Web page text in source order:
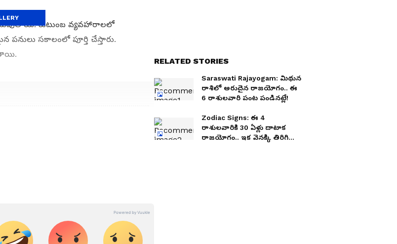
కుటుంబ వ్యవహారాలలో
సకాలంలో పూర్తి చేస్తారు.
RELATED STORIES
Saraswati Rajayogam: మిథున
రాశిలో అరుదైన రాజయోగం.. ఈ
6 రాశులవారి పంట పండినట్లే!
Zodiac Signs: ఈ 4
రాశులవారికి 30 ఏళ్లు దాటాక
రాజయోగం.. ఇక వెనక్కి తిరిగి